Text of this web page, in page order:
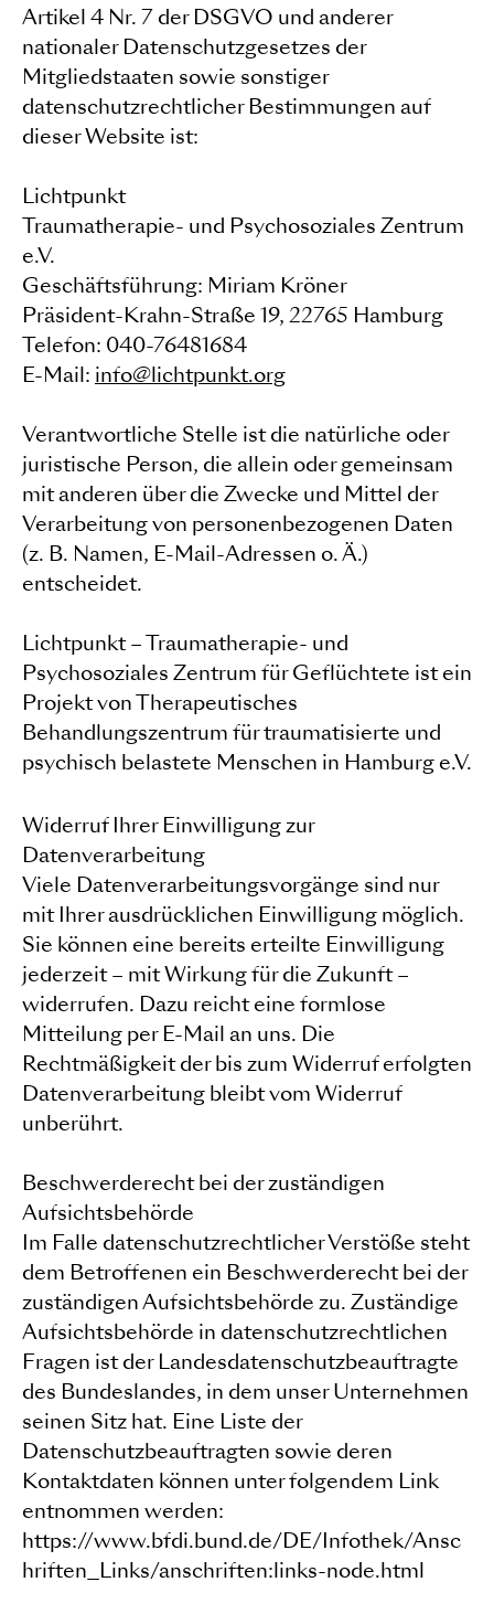
Artikel 4 Nr. 7 der DSGVO und anderer
nationaler Datenschutzgesetzes der
Mitgliedstaaten sowie sonstiger
datenschutzrechtlicher Bestimmungen auf
dieser Website ist:
Lichtpunkt
Traumatherapie- und Psychosoziales Zentrum
e.V.
Geschäftsführung: Miriam Kröner
Präsident-Krahn-Straße 19, 22765 Hamburg
Telefon: 040-76481684
E-Mail: info@lichtpunkt.org
Verantwortliche Stelle ist die natürliche oder
juristische Person, die allein oder gemeinsam
mit anderen über die Zwecke und Mittel der
Verarbeitung von personenbezogenen Daten
(z. B. Namen, E-Mail-Adressen o. Ä.)
entscheidet.
Lichtpunkt – Traumatherapie- und
Psychosoziales Zentrum für Geflüchtete ist ein
Projekt von Therapeutisches
Behandlungszentrum für traumatisierte und
psychisch belastete Menschen in Hamburg e.V.
Widerruf Ihrer Einwilligung zur
Datenverarbeitung
Viele Datenverarbeitungsvorgänge sind nur
mit Ihrer ausdrücklichen Einwilligung möglich.
Sie können eine bereits erteilte Einwilligung
jederzeit – mit Wirkung für die Zukunft –
widerrufen. Dazu reicht eine formlose
Mitteilung per E-Mail an uns. Die
Rechtmäßigkeit der bis zum Widerruf erfolgten
Datenverarbeitung bleibt vom Widerruf
unberührt.
Beschwerderecht bei der zuständigen
Aufsichtsbehörde
Im Falle datenschutzrechtlicher Verstöße steht
dem Betroffenen ein Beschwerderecht bei der
zuständigen Aufsichtsbehörde zu. Zuständige
Aufsichtsbehörde in datenschutzrechtlichen
Fragen ist der Landesdatenschutzbeauftragte
des Bundeslandes, in dem unser Unternehmen
seinen Sitz hat. Eine Liste der
Datenschutzbeauftragten sowie deren
Kontaktdaten können unter folgendem Link
entnommen werden:
https://www.bfdi.bund.de/DE/Infothek/Ansc
hriften_Links/anschriften:links-node.html